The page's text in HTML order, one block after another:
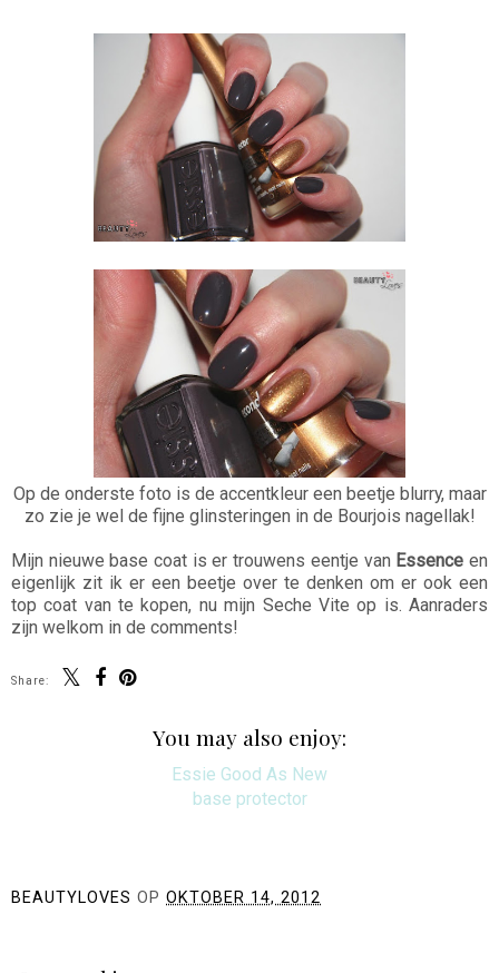
Op de onderste foto is de accentkleur een beetje blurry, maar
zo zie je wel de fijne glinsteringen in de Bourjois nagellak!
Mijn nieuwe base coat is er trouwens eentje van Essence en
eigenlijk zit ik er een beetje over te denken om er ook een
top coat van te kopen, nu mijn Seche Vite op is. Aanraders
zijn welkom in de comments!
Share:
You may also enjoy: